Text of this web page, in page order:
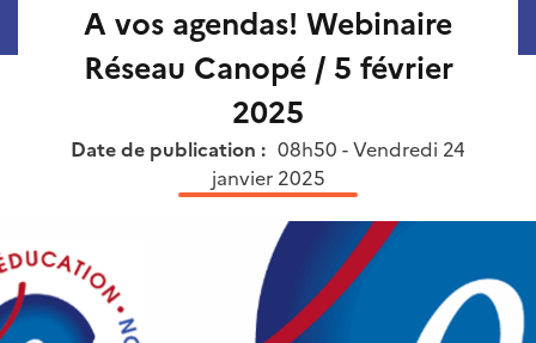
A vos agendas! Webinaire
Réseau Canopé / 5 février
2025
Date de publication : 08h50 - Vendredi 24
janvier 2025